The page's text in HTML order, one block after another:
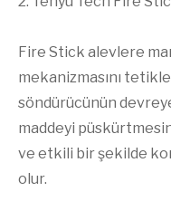
Fire Stick alevlere
mekanizmasını
söndürücünün
maddeyi
ve etkili bir şekilde
olur.